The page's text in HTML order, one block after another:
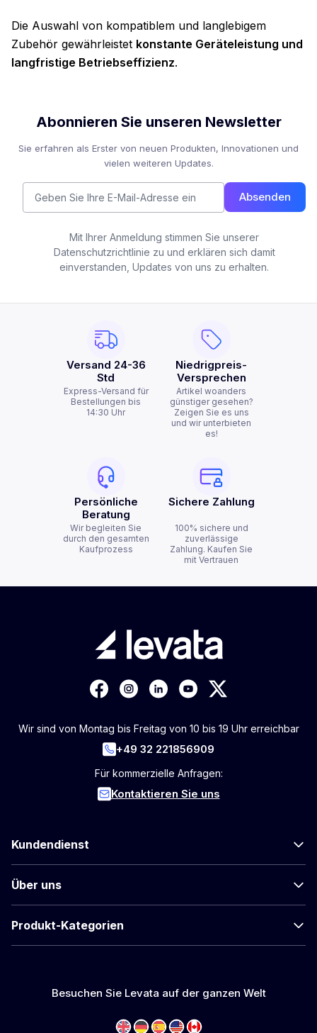
Die Auswahl von kompatiblem und langlebigem
Zubehör gewährleistet konstante Geräteleistung und
langfristige Betriebseffizienz.
Abonnieren Sie unseren Newsletter
Sie erfahren als Erster von neuen Produkten, Innovationen und
vielen weiteren Updates.
Absenden
Mit Ihrer Anmeldung stimmen Sie unserer
Datenschutzrichtlinie zu und erklären sich damit
einverstanden, Updates von uns zu erhalten.
Versand 24-36
Std
Express-Versand für
Bestellungen bis
14:30 Uhr
Niedrigpreis-
Versprechen
Artikel woanders
günstiger gesehen?
Zeigen Sie es uns
und wir unterbieten
es!
Persönliche
Beratung
Wir begleiten Sie
durch den gesamten
Kaufprozess
Sichere Zahlung
100% sichere und
zuverlässige
Zahlung. Kaufen Sie
mit Vertrauen
Wir sind von Montag bis Freitag von 10 bis 19 Uhr erreichbar
+49 32 221856909
Für kommerzielle Anfragen:
Kontaktieren Sie uns
Kundendienst
Über uns
Produkt-Kategorien
Besuchen Sie Levata auf der ganzen Welt